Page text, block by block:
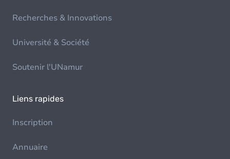
Recherches & Innovations
Université & Société
Soutenir l'UNamur
Liens rapides
Inscription
Annuaire